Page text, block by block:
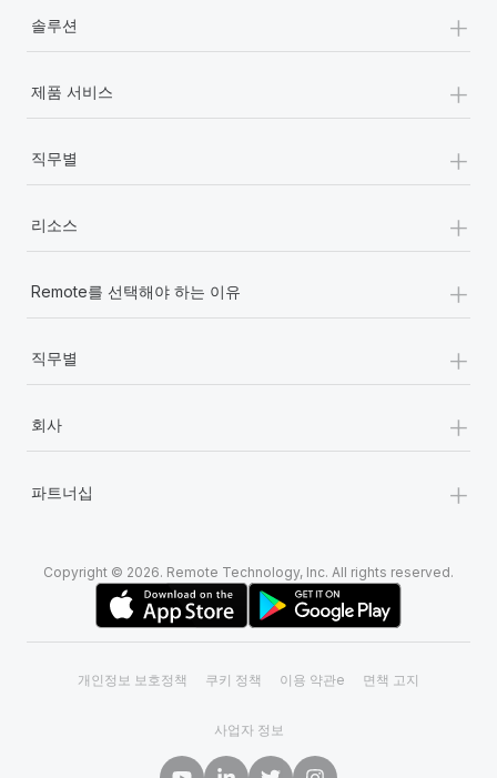
자세히 알아보기
Shootsta가 Remote를 통해 네 개의 시장에서 글로벌
비디오 콘텐츠를 활용한 마케팅이 계속해서 인기를 끌면서, 기업들
자세히 알아보기
솔루션 +
제품 서비스 +
직무별 +
리소스 +
Remote를 선택해야 하는 이유 +
직무별 +
회사 +
파트너십 +
Copyright © 2026. Remote Technology, Inc. All rights reserved.
개인정보 보호정책 쿠키 정책 이용 약관e 면책 고지
사업자 정보